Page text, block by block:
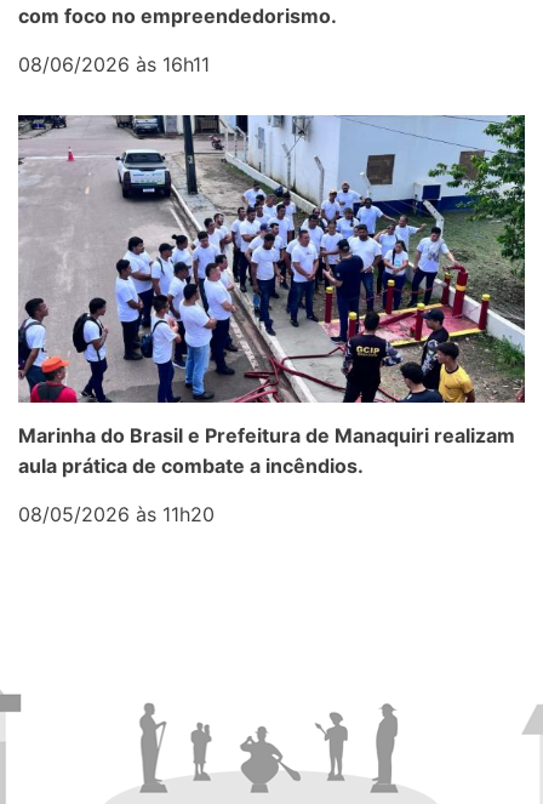
com foco no empreendedorismo.
08/06/2026 às 16h11
Marinha do Brasil e Prefeitura de Manaquiri realizam
aula prática de combate a incêndios.
08/05/2026 às 11h20